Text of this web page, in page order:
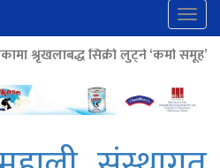
‘कर्मा समूह’का नाइकेसहित पाँच